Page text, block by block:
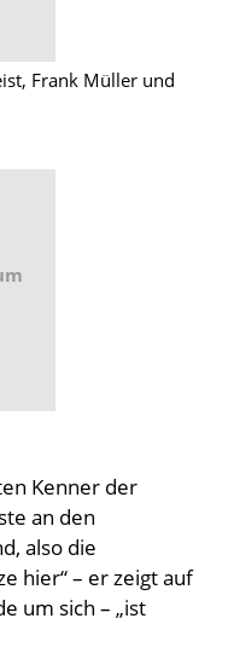
Frank Müller und
Kenner der
an den
also die
hier“ – er zeigt auf
um sich – „ist